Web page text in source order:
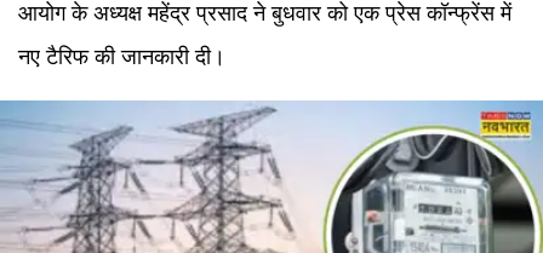
आयोग के अध्यक्ष महेंद्र प्रसाद ने बुधवार को एक प्रेस कॉन्फ्रेंस में
नए टैरिफ की जानकारी दी।